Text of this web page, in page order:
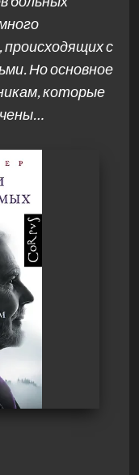
происходящих с
Но основное
которые